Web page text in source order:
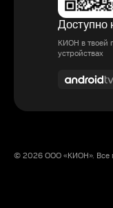
КИОН в твоей
устройствах
© 2026 ООО «КИОН». Все